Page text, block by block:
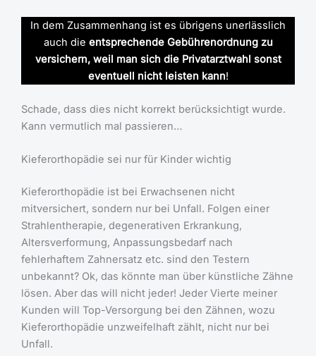
In dem Zusammenhang ist es übrigens unerlässlich
auch die entsprechende Gebührenordnung zu
versichern, weil man sich die Privatarztwahl sonst
eventuell nicht leisten kann!
Schade, dass dies nicht korrekt berücksichtigt wurde.
Kann vermutlich mal passieren…
Kieferorthopädie sei nur für Kinder wichtig
Kieferorthopädie ist bei Erwachsenen nicht
mitversichert, sondern nur bei Unfall. Folgen einer
Strahlentherapie, degenerativen Erkrankung,
Altersverformung, Anpassungsbedarf nach
fehlerhaftem Zahnersatz etc. sind den Testern
unbekannt? Ok, das könnte man über künstliche Zähne
lösen. Aber das will nicht jeder! Jeder Vierte meiner
Kunden will Top-Versorgung bei den Zähnen, wozu
Kieferorthopädie unzweifelhaft zählt, nicht nur bei
Unfall.